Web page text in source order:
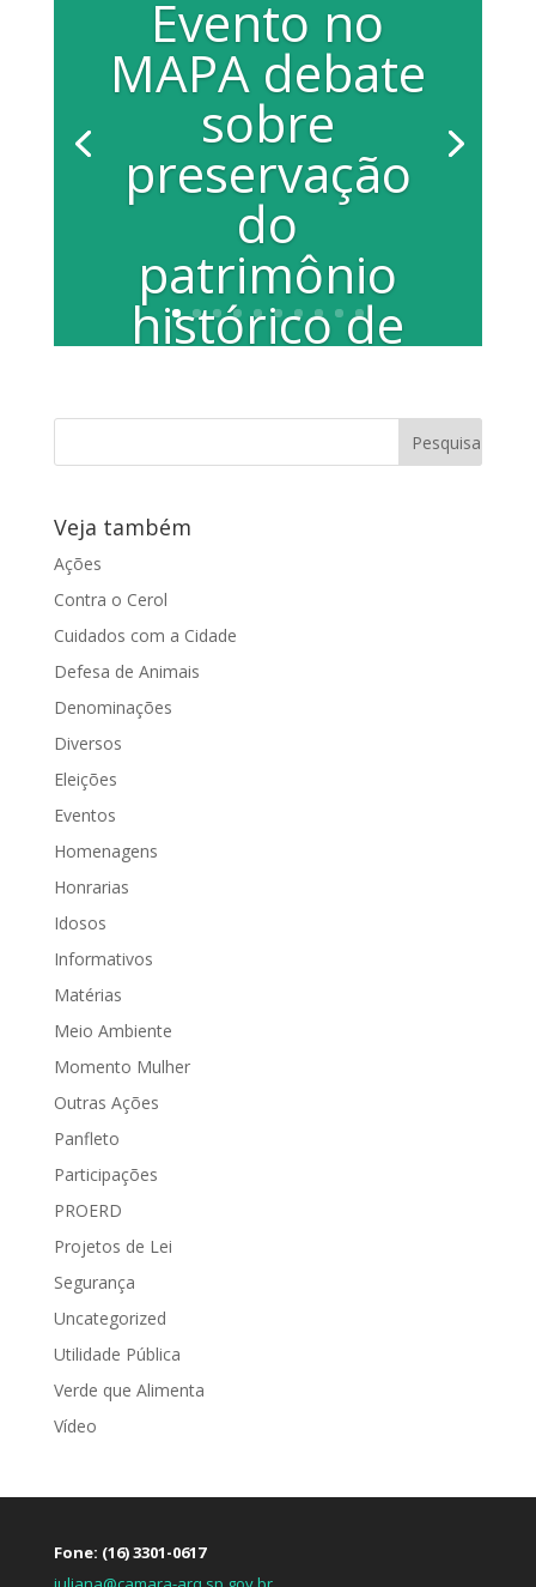
Evento no
MAPA debate
sobre
preservação
do
patrimônio
histórico de
A vereadora Juliana Damus
(Progressistas) participou, na manhã de
Veja também
Ações
Contra o Cerol
Cuidados com a Cidade
Defesa de Animais
Denominações
Diversos
Eleições
Eventos
Homenagens
Honrarias
Idosos
Informativos
Matérias
Meio Ambiente
Momento Mulher
Outras Ações
Panfleto
Participações
PROERD
Projetos de Lei
Segurança
Uncategorized
Utilidade Pública
Verde que Alimenta
Vídeo
Fone: (16) 3301-0617